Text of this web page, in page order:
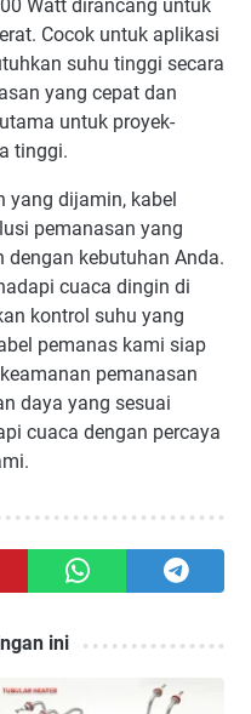
Watt dirancang untuk
Cocok untuk aplikasi
suhu tinggi secara
yang cepat dan
untuk proyek-
tinggi.
yang dijamin, kabel
pemanasan yang
kebutuhan Anda.
cuaca dingin di
kontrol suhu yang
pemanas kami siap
pemanasan
daya yang sesuai
cuaca dengan percaya
ini